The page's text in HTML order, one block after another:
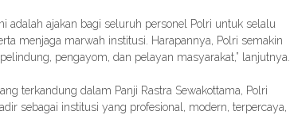
adalah ajakan bagi seluruh personel Polri untuk selalu
menjaga marwah institusi. Harapannya, Polri semakin
pengayom, dan pelayan masyarakat,” lanjutnya.
terkandung dalam Panji Rastra Sewakottama, Polri
sebagai institusi yang profesional, modern, terpercaya,